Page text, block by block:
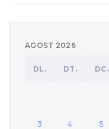
AGOST 2026
DL. DT. DC.
3 4 5